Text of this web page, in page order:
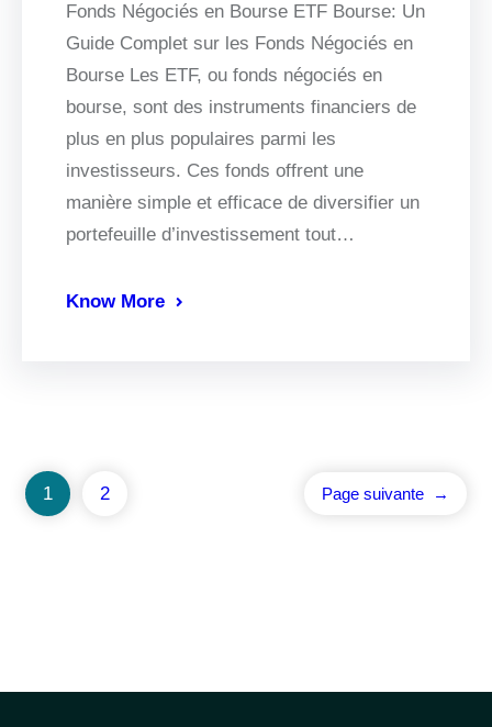
Fonds Négociés en Bourse ETF Bourse: Un
Guide Complet sur les Fonds Négociés en
Bourse Les ETF, ou fonds négociés en
bourse, sont des instruments financiers de
plus en plus populaires parmi les
investisseurs. Ces fonds offrent une
manière simple et efficace de diversifier un
portefeuille d’investissement tout…
Know More
1 2 Page suivante →